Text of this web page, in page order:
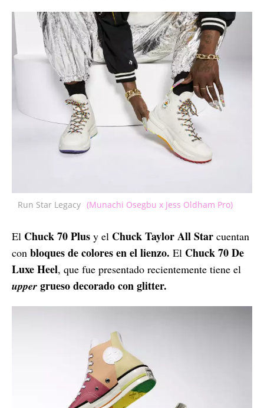
Run Star Legacy (Munachi Osegbu x Jess Oldham Pro)
El Chuck 70 Plus y el Chuck Taylor All Star cuentan
con bloques de colores en el lienzo. El Chuck 70 De
Luxe Heel, que fue presentado recientemente tiene el
upper grueso decorado con glitter.